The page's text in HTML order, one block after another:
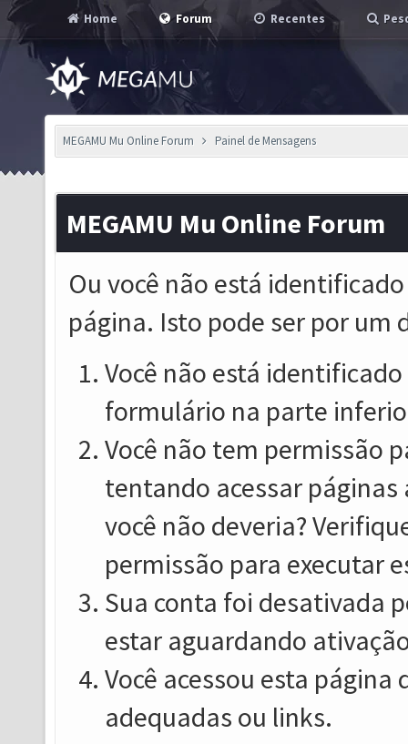
Home Forum Recentes
MEGAMU Mu Online Forum Painel de Mensagens
MEGAMU Mu Online Forum
Ou você não está
página. Isto pode ser por um
Você não está
formulário na parte
Você não tem permissão
tentando acessar
você não deveria?
permissão para executar
Sua conta foi desativada
estar aguardando
Você acessou esta
adequadas ou links.